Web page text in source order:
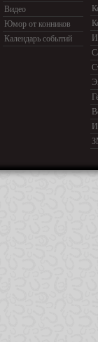
Видео
Юмор от конников
Календарь событий